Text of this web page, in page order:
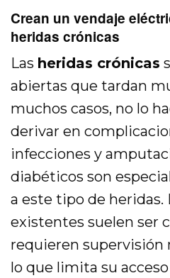
Crean un vendaje
heridas crónicas
Las heridas crónicas
abiertas que tardan
muchos casos, no lo
derivar en
infecciones y
diabéticos son
a este tipo de
existentes suelen ser
requieren supervisión
lo que limita su